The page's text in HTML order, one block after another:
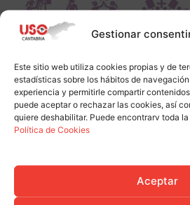
Gestionar
Este sitio web utiliza cookies propias y de
estadísticas sobre los hábitos de
experiencia y permitirle compartir
puede aceptar o rechazar las cookies, así
quiere deshabilitar. Puede encontrarv toda
Política de Cookies
Aceptar